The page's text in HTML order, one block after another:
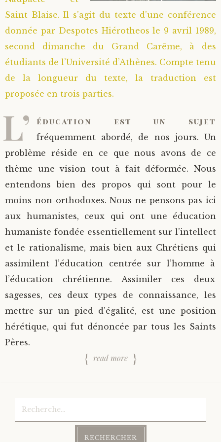
Saint Sophrony l’Athonite
Sainte Xenia
Sainte Matrone de Moscou
Staritsa Marie Makovkine
Natalia de Vyritsa
Staritsa Anastasia
Archimandrite Lazare (Abachidzé)
Geronda Arsenios le Spiléote
Gerondissa Makrina (Vassopoulou)
Archimandrite Nathanaël (Pospelov)
Père Héliodore
Saint Blaise. Il s’agit du texte d’une conférence
donnée par Despotes Hiérotheos le 9 avril 1989,
second dimanche du Grand Carême, à des
étudiants de l’Université d’Athènes. Compte tenu
de la longueur du texte, la traduction est
proposée en trois parties.
L’ éducation est un sujet
fréquemment abordé, de nos jours. Un
problème réside en ce que nous avons de ce
thème une vision tout à fait déformée. Nous
entendons bien des propos qui sont pour le
moins non-orthodoxes. Nous ne pensons pas ici
aux humanistes, ceux qui ont une éducation
humaniste fondée essentiellement sur l’intellect
et le rationalisme, mais bien aux Chrétiens qui
assimilent l’éducation centrée sur l’homme à
l’éducation chrétienne. Assimiler ces deux
sagesses, ces deux types de connaissance, les
mettre sur un pied d’égalité, est une position
hérétique, qui fut dénoncée par tous les Saints
Pères.
read more